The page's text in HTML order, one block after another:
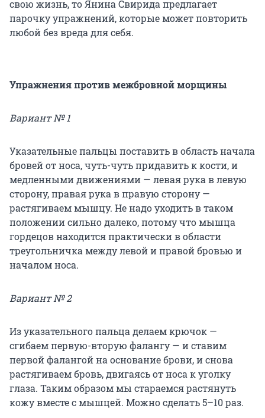
свою жизнь, то Янина Свирида предлагает
парочку упражнений, которые может повторить
любой без вреда для себя.
Упражнения против межбровной морщины
Вариант № 1
Указательные пальцы поставить в область начала
бровей от носа, чуть-чуть придавить к кости, и
медленными движениями — левая рука в левую
сторону, правая рука в правую сторону —
растягиваем мышцу. Не надо уходить в таком
положении сильно далеко, потому что мышца
гордецов находится практически в области
треугольничка между левой и правой бровью и
началом носа.
Вариант № 2
Из указательного пальца делаем крючок —
сгибаем первую-вторую фалангу — и ставим
первой фалангой на основание брови, и снова
растягиваем бровь, двигаясь от носа к уголку
глаза. Таким образом мы стараемся растянуть
кожу вместе с мышцей. Можно сделать 5–10 раз.